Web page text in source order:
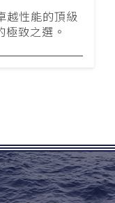
越性能的頂級
致之選。